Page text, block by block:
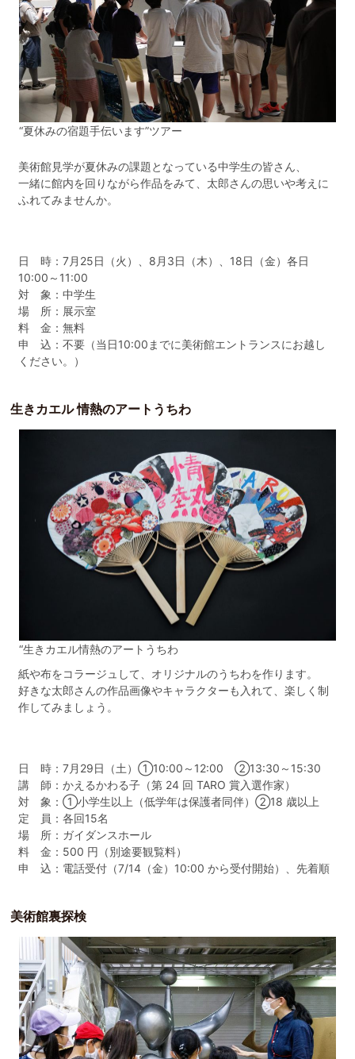
“夏休みの宿題手伝います”ツアー
美術館見学が夏休みの課題となっている中学生の皆さん、
一緒に館内を回りながら作品をみて、太郎さんの思いや考えに
ふれてみませんか。
日 時：7月25日（火）、8月3日（木）、18日（金）各日
10:00～11:00
対 象：中学生
場 所：展示室
料 金：無料
申 込：不要（当日10:00までに美術館エントランスにお越し
ください。）
生きカエル 情熱のアートうちわ
“生きカエル情熱のアートうちわ
紙や布をコラージュして、オリジナルのうちわを作ります。
好きな太郎さんの作品画像やキャラクターも入れて、楽しく制
作してみましょう。
日 時：7月29日（土）①10:00～12:00 ②13:30～15:30
講 師：かえるかわる子（第 24 回 TARO 賞入選作家）
対 象：①小学生以上（低学年は保護者同伴）②18 歳以上
定 員：各回15名
場 所：ガイダンスホール
料 金：500 円（別途要観覧料）
申 込：電話受付（7/14（金）10:00 から受付開始）、先着順
美術館裏探検